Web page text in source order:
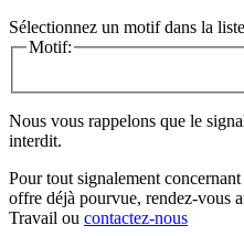
Sélectionnez un motif dans la
Motif:
Nous vous rappelons que le
interdit.
Pour tout signalement concernant
offre déjà pourvue, rendez-vous
Travail ou contactez-nous